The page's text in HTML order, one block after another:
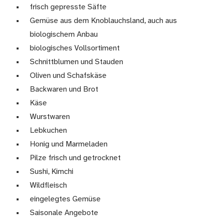
frisch gepresste Säfte
Gemüse aus dem Knoblauchsland, auch aus
biologischem Anbau
biologisches Vollsortiment
Schnittblumen und Stauden
Oliven und Schafskäse
Backwaren und Brot
Käse
Wurstwaren
Lebkuchen
Honig und Marmeladen
Pilze frisch und getrocknet
Sushi, Kimchi
Wildfleisch
eingelegtes Gemüse
Saisonale Angebote